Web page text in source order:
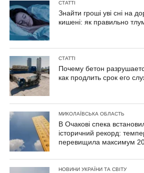
СТАТТІ
Знайти гроші уві сні на
кишені: як правильно
СТАТТІ
Почему бетон
как продлить срок его
МИКОЛАЇВСЬКА ОБЛАСТЬ
В Очакові спека
історичний рекорд:
перевищила максимум
НОВИНИ УКРАЇНИ ТА СВІТУ